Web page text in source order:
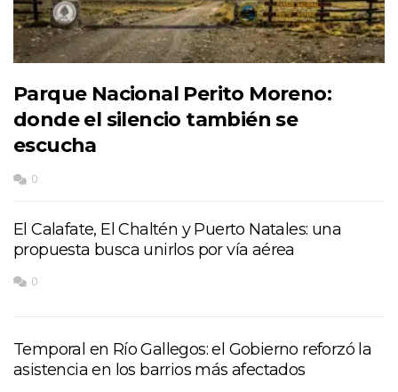
Parque Nacional Perito Moreno:
donde el silencio también se
escucha
0
El Calafate, El Chaltén y Puerto Natales: una
propuesta busca unirlos por vía aérea
0
Temporal en Río Gallegos: el Gobierno reforzó la
asistencia en los barrios más afectados